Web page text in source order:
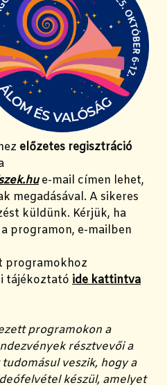
előzetes regisztráció
e-mail címen lehet,
megadásával. A sikeres
küldünk. Kérjük, ha
programon, e-mailben
programokhoz
tájékoztató ide kattintva
programokon a
résztvevői a
veszik, hogy a
készül, amelyet